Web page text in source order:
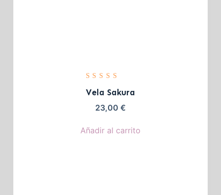
con5.00
de 5
Vela Sakura
23,00 €
Añadir al carrito